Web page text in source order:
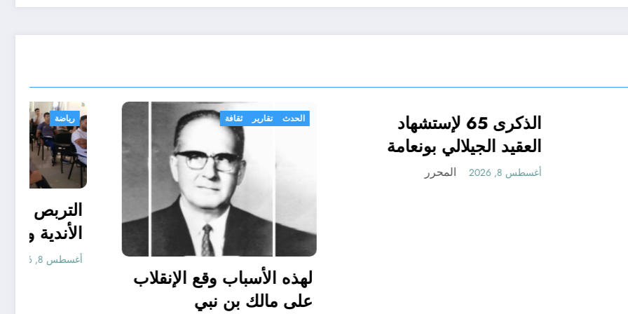
الحدث تقارير
لهذه الأسباب وقع الإنقلاب
على مالك بن نبي
الولايات
الذكرى 65 لإستشهاد
العقيد الجيلالي بونعامة
ببلدية برج بونعامة
أغسطس 8, 2026
في
ينثرون
ويحرضون على